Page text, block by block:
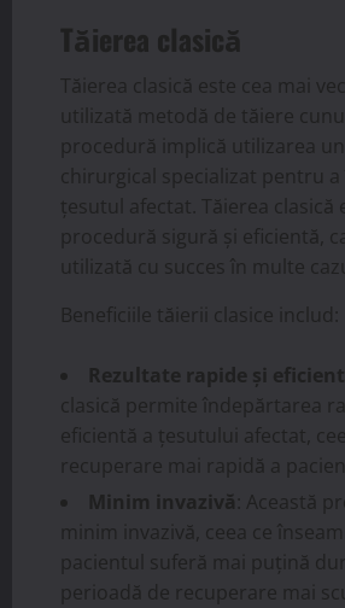
Tăierea clasică
Tăierea clasică este cea mai
utilizată metodă de tăiere
procedură implică utilizarea
chirurgical specializat pentru
țesutul afectat. Tăierea clasică
procedură sigură și eficientă,
utilizată cu succes în multe
Beneficiile tăierii clasice includ:
Rezultate rapide și
clasică permite îndepărtarea
eficientă a țesutului afectat,
recuperare mai rapidă a
Minim invazivă : Această
minim invazivă, ceea ce
pacientul suferă mai puțină
perioadă de recuperare mai